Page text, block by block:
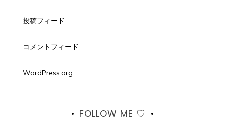
投稿フィード
コメントフィード
WordPress.org
FOLLOW ME ♡